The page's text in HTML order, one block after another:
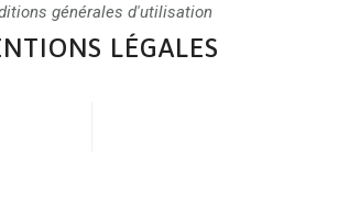
générales d'utilisation
LÉGALES